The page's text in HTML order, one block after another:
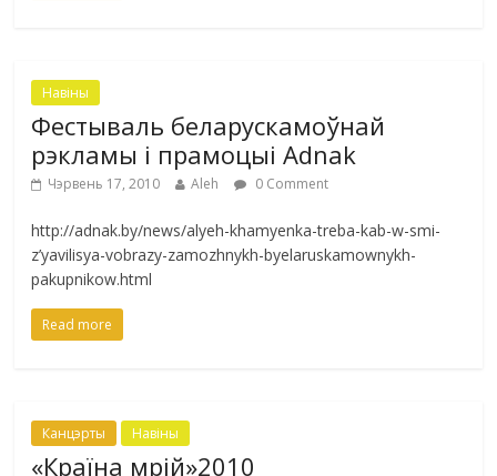
Навіны
Фестываль беларускамоўнай
рэкламы і прамоцыі Adnak
Чэрвень 17, 2010 Aleh 0 Comment
http://adnak.by/news/alyeh-khamyenka-treba-kab-w-smi-
z’yavilisya-vobrazy-zamozhnykh-byelaruskamownykh-
pakupnikow.html
Read more
Канцэрты Навіны
«Країна мрій»2010